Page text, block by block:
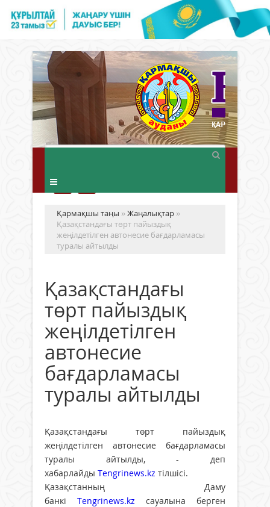
Қармақшы таңы »Жаңалықтар »
Қазақстандағы төрт пайыздық
жеңілдетілген автонесие бағдарламасы
туралы айтылды
Қазақстандағы
төрт пайыздық
жеңілдетілген
автонесие
бағдарламасы
туралы айтылды
Қазақстандағы төрт пайыздық
жеңілдетілген автонесие бағдарламасы
туралы айтылды, - деп
хабарлайды Tengrinews.kz тілшісі.
Қазақстанның Даму
банкі Tengrinews.kz сауалына берген